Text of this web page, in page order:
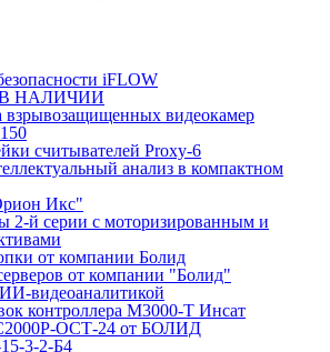
iFLOW
В НАЛИЧИИ
взрывозащищенных видеокамер
считывателей Proxy-6
анализ в компактном
Икс"
2-й серии с моторизированным и
от компании Болид
от компании "Болид"
видеоаналитикой
контроллера М3000-Т Инсат
ОСТ-24 от БОЛИД
3-2-Б4